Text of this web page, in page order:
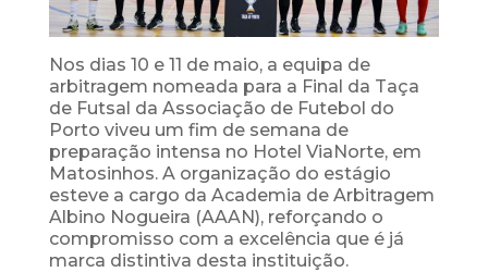
Nos dias 10 e 11 de maio, a equipa de
arbitragem nomeada para a Final da Taça
de Futsal da Associação de Futebol do
Porto viveu um fim de semana de
preparação intensa no Hotel ViaNorte, em
Matosinhos. A organização do estágio
esteve a cargo da Academia de Arbitragem
Albino Nogueira (AAAN), reforçando o
compromisso com a excelência que é já
marca distintiva desta instituição.